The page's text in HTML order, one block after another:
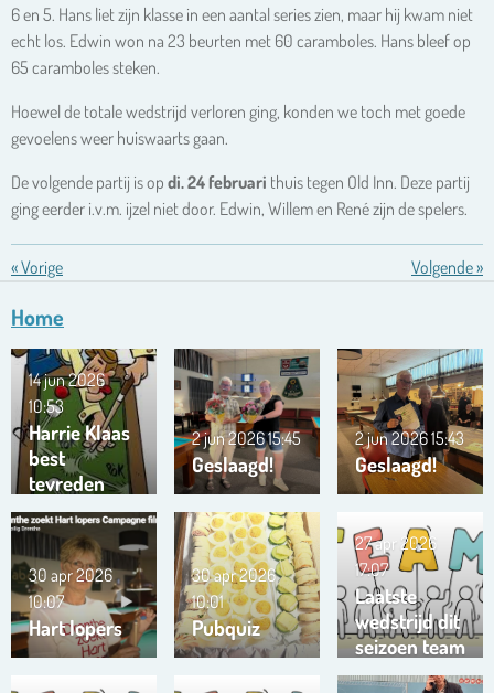
6 en 5. Hans liet zijn klasse in een aantal series zien, maar hij kwam niet
echt los. Edwin won na 23 beurten met 60 caramboles. Hans bleef op
65 caramboles steken.
Hoewel de totale wedstrijd verloren ging, konden we toch met goede
gevoelens weer huiswaarts gaan.
De volgende partij is op di. 24 februari thuis tegen Old Inn. Deze partij
ging eerder i.v.m. ijzel niet door. Edwin, Willem en René zijn de spelers.
«Vorige Volgende»
Home
Harrie Klaas
best
tevreden
14 jun 2026
10:53
Geslaagd!
2 jun 202615:45
Geslaagd!
2 jun 202615:43
Hart lopers
30 apr 2026
10:07
Pubquiz
30 apr 2026
10:01
Laatste
wedstrijd dit
seizoen team
Trianta 01
27 apr 2026
17:07